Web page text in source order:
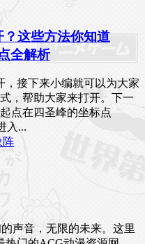
这些方法你知道
全解析
，接下来小编就可以为大家
，帮助大家来打开。下一
点在四圣峰的坐标点
入...
阵
声音，无限的未来。这里